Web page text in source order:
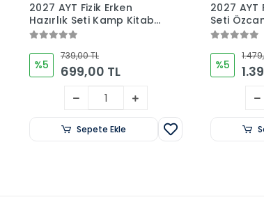
2027 AYT Fizik Erken
Hazırlık Seti Kamp Kitabı
ve Deneme İkilisi Özcan
%5
739,00 TL
699,00 TL
Sepete Ekle
2027 AYT
Seti
%5